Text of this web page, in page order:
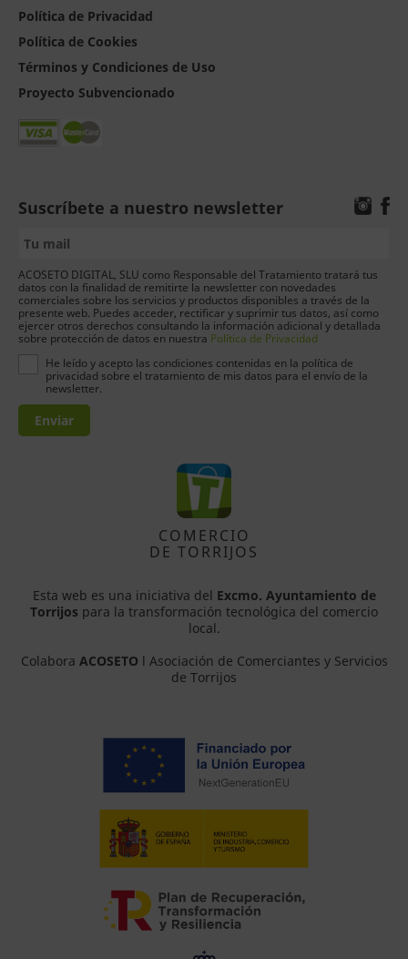
Política de Privacidad
Política de Cookies
Términos y Condiciones de Uso
Proyecto Subvencionado
Suscríbete a nuestro newsletter
ACOSETO DIGITAL, SLU como Responsable del Tratamiento tratará tus
datos con la finalidad de remitirte la newsletter con novedades
comerciales sobre los servicios y productos disponibles a través de la
presente web. Puedes acceder, rectificar y suprimir tus datos, así como
ejercer otros derechos consultando la información adicional y detallada
sobre protección de datos en nuestra Política de Privacidad
He leído y acepto las condiciones contenidas en la política de
privacidad sobre el tratamiento de mis datos para el envío de la
newsletter.
Enviar
COMERCIO
DE TORRIJOS
Esta web es una iniciativa del Excmo. Ayuntamiento de
Torrijos para la transformación tecnológica del comercio
local.
Colabora ACOSETO l Asociación de Comerciantes y Servicios
de Torrijos